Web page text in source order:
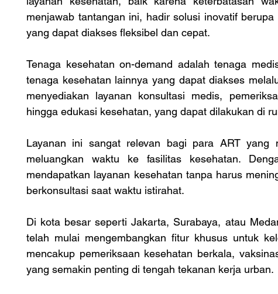
menjawab tantangan ini, hadir solusi inovatif
yang dapat diakses fleksibel dan cepat.
Tenaga kesehatan on-demand adalah tenaga
tenaga kesehatan lainnya yang dapat diakses
menyediakan layanan konsultasi medis,
hingga edukasi kesehatan, yang dapat dilakukan di
Layanan ini sangat relevan bagi para ART
meluangkan waktu ke fasilitas kesehatan.
mendapatkan layanan kesehatan tanpa harus
berkonsultasi saat waktu istirahat.
Di kota besar seperti Jakarta, Surabaya, atau
telah mulai mengembangkan fitur khusus untuk
mencakup pemeriksaan kesehatan berkala,
yang semakin penting di tengah tekanan kerja urban.